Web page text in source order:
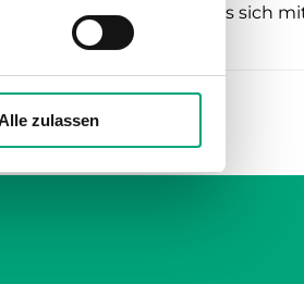
zulassen
Klicks lässt es sich
Regler mit…